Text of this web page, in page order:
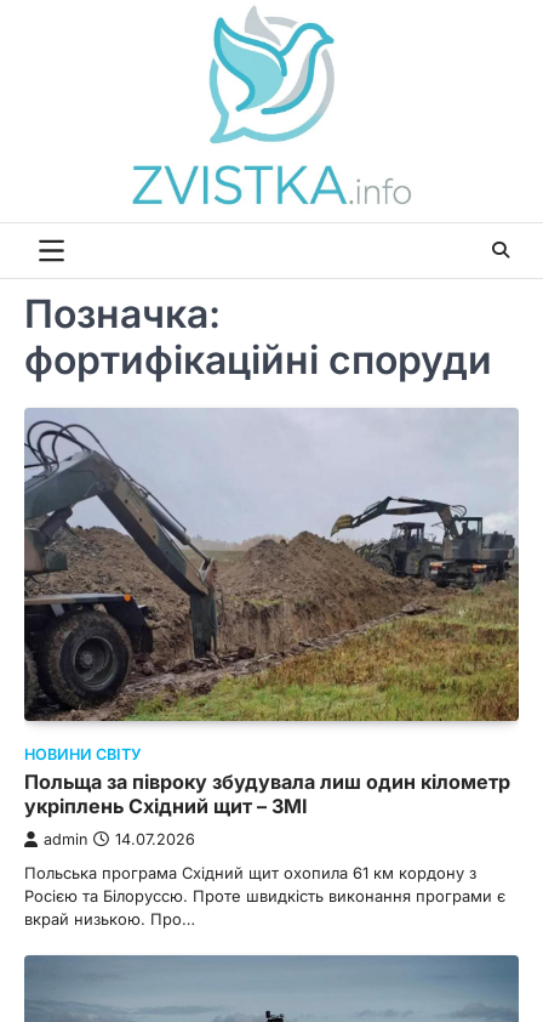
Позначка:
фортифікаційні споруди
НОВИНИ СВІТУ
Польща за півроку збудувала лиш один кілометр
укріплень Східний щит – ЗМІ
admin 14.07.2026
Польська програма Східний щит охопила 61 км кордону з
Росією та Білоруссю. Проте швидкість виконання програми є
вкрай низькою. Про…